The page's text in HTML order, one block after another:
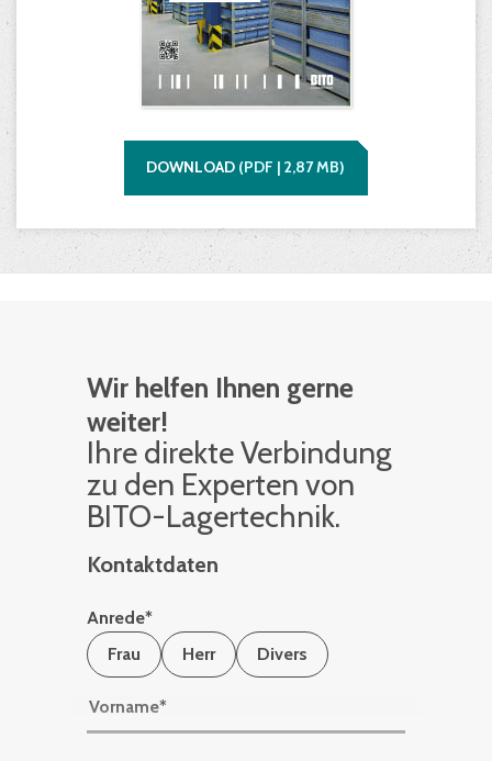
DOWNLOAD (PDF | 2,87MB)
Wir helfen Ihnen gerne
weiter!
Ihre di­rek­te Ver­bin­dung
zu den Ex­per­ten von
BITO-La­ger­tech­nik.
Kontaktdaten
Anrede*
Frau
Herr Divers
Vorname*